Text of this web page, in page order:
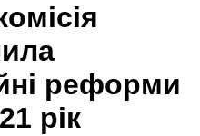
реформи
рік